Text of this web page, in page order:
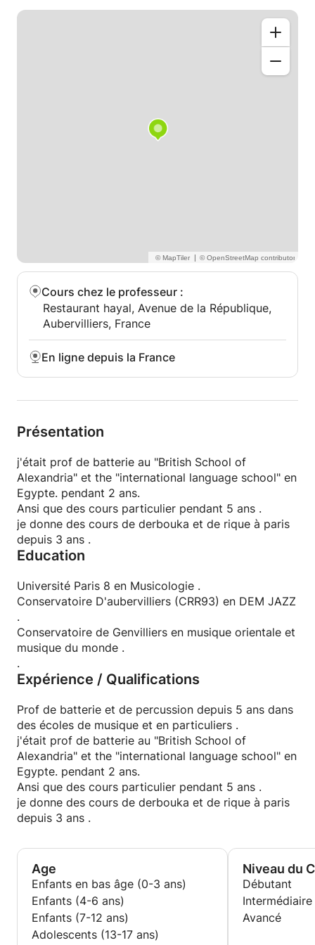
et des rythmes plus complexe.
Et pour les élèves plus avancés j'enseigne les
différentes formes de la musique oriental et on
|
Cours chez le professeur :
Restaurant hayal, Avenue de la République,
Aubervilliers, France
En ligne depuis la France
Présentation
j'était prof de batterie au "British School of
Alexandria" et the "international language school" en
Egypte. pendant 2 ans.
Ansi que des cours particulier pendant 5 ans .
je donne des cours de derbouka et de rique à paris
depuis 3 ans .
Education
Université Paris 8 en Musicologie .
Conservatoire D'aubervilliers (CRR93) en DEM JAZZ
.
Conservatoire de Genvilliers en musique orientale et
musique du monde .
.
Expérience / Qualifications
Prof de batterie et de percussion depuis 5 ans dans
des écoles de musique et en particuliers .
j'était prof de batterie au "British School of
Alexandria" et the "international language school" en
Egypte. pendant 2 ans.
Ansi que des cours particulier pendant 5 ans .
je donne des cours de derbouka et de rique à paris
depuis 3 ans .
Age
Enfants en bas âge (0-3 ans)
Enfants (4-6 ans)
Enfants (7-12 ans)
Adolescents (13-17 ans)
Niveau du
Débutant
Intermédiaire
Avancé